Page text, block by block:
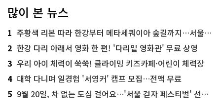
많이 본 뉴스
1 주황색 리본 따라 한강부터 메타세쿼이아 숲길까지…서울둘레길 15코스
2 한강 다리 아래서 영화 한 편! '다리밑 영화관' 무료 상영
3 우리 아이 체력이 쑥쑥! 클라이밍 키즈카페·어린이 체력장
4 대학 다니며 일경험 '서영커' 캠프 모집…전액 무료
5 9월 20일, 차 없는 도심 걸어요…'서울 걷자 페스티벌' 선착순 5천명